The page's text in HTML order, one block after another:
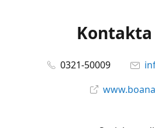
Kontakta
0321-50009